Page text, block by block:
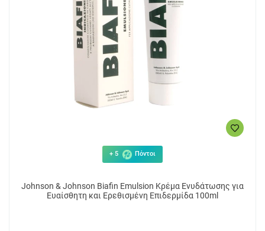
+ 5 Πόντοι
Johnson & Johnson Biafin Emulsion Κρέμα Ενυδάτωσης για
Ευαίσθητη και Ερεθισμένη Επιδερμίδα 100ml